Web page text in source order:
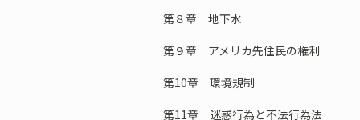
第８章 地下水
第９章 アメリカ先住民の権利
第10章 環境規制
第11章 迷惑行為と不法行為法